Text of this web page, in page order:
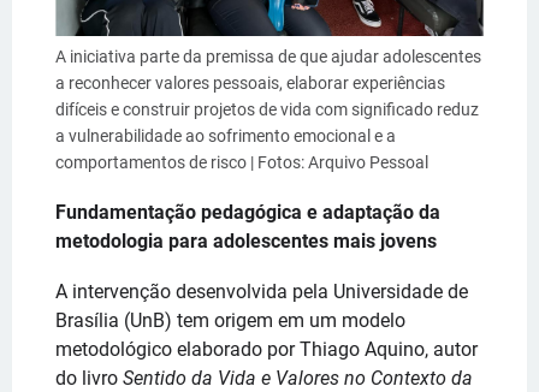
A iniciativa parte da premissa de que ajudar adolescentes
a reconhecer valores pessoais, elaborar experiências
difíceis e construir projetos de vida com significado reduz
a vulnerabilidade ao sofrimento emocional e a
comportamentos de risco | Fotos: Arquivo Pessoal
Fundamentação pedagógica e adaptação da
metodologia para adolescentes mais jovens
A intervenção desenvolvida pela Universidade de
Brasília (UnB) tem origem em um modelo
metodológico elaborado por Thiago Aquino, autor
do livro Sentido da Vida e Valores no Contexto da